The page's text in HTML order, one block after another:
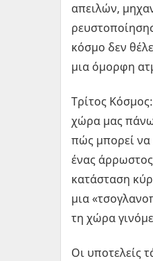
απειλών,
κόσμο δεν
μια όμορφη
Τρίτος
χώρα μας πάνω
πώς μπορεί να
ένας
κατάσταση
μια
τη χώρα
Οι υποτελείς